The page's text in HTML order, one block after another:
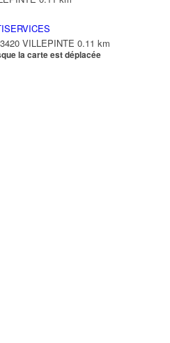
VILLEPINTE 0.11 km
la carte est déplacée